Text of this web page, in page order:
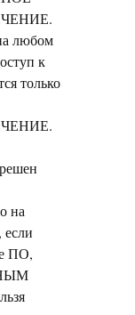
любом
к
только
на
если
ПО,